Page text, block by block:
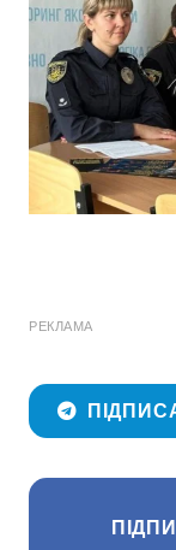
РЕКЛАМА